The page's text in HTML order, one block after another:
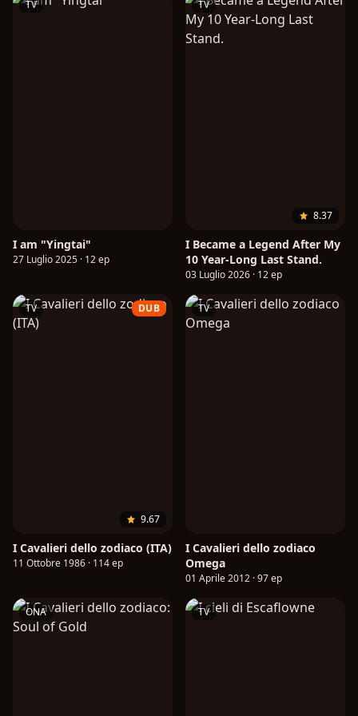
TV
I am "Yingtai"
27 Luglio 2025 · 12 ep
TV
8.37
I Became a Legend After My
10 Year-Long Last Stand.
03 Luglio 2026 · 12 ep
TV DUB
9.67
I Cavalieri dello zodiaco (ITA)
11 Ottobre 1986 · 114 ep
TV
I Cavalieri dello zodiaco
Omega
01 Aprile 2012 · 97 ep
ONA TV